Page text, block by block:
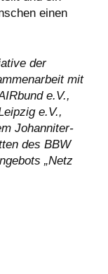
einen
der
mit
e.V.,
e.V.,
Johanniter-
des BBW
„Netz